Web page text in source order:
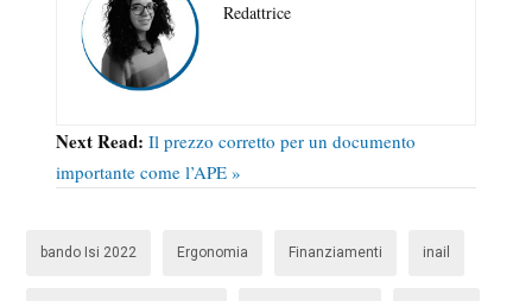
Redattrice
Next Read: Il prezzo corretto per un documento
importante come l’APE »
bando Isi 2022 Ergonomia Finanziamenti inail